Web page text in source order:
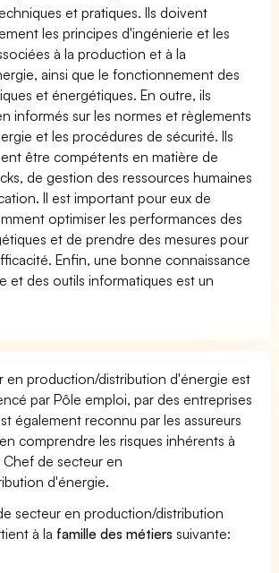
et pratiques. Ils doivent
les principes d'ingénierie et les
à la production et à la
ainsi que le fonctionnement des
et énergétiques. En outre, ils
informés sur les normes et règlements
et les procédures de sécurité. Ils
être compétents en matière de
de gestion des ressources humaines
Il est important pour eux de
optimiser les performances des
et de prendre des mesures pour
Enfin, une bonne connaissance
et des outils informatiques est un
en production/distribution d'énergie est
par Pôle emploi, par des entreprises
également reconnu par les assureurs
comprendre les risques inhérents à
de secteur en
d'énergie.
secteur en production/distribution
à la famille des métiers suivante: